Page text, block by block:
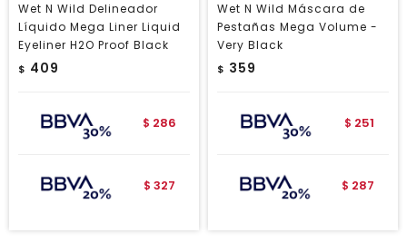
Wet N Wild Delineador
Líquido Mega Liner Liquid
Eyeliner H2O Proof Black
$ 409
$ 286
$ 327
Wet N Wild Máscara de
Pestañas Mega Volume -
Very Black
$ 359
$ 251
$ 287